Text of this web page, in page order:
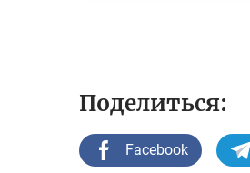
Поделиться:
Facebook